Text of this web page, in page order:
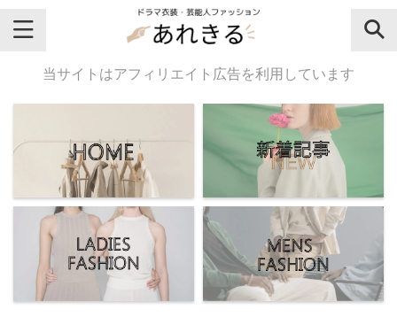
＼芸能人名・ドラマ名で検索♪／
気になるドラマ名や芸能人名でおし
ゃれなドラマ衣装・ファッションを
チェックしてね♪
【よく検索されてる女性芸能人】
当サイトはアフィリエイト広告を利用しています